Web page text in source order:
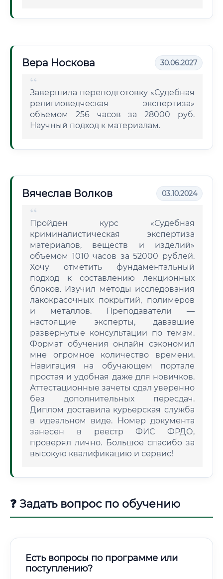
Вера Носкова 30.06.2027
Завершила переподготовку «Судебная
религиоведческая экспертиза»
объемом 256 часов за 28000 руб.
Научный подход к материалам.
Вячеслав Волков 03.10.2024
Пройден курс «Судебная
криминалистическая экспертиза
материалов, веществ и изделий»
объемом 1010 часов за 52000 рублей.
Хочу отметить фундаментальный
подход к составлению лекционных
блоков. Изучил методы исследования
лакокрасочных покрытий, полимеров
и металлов. Преподаватели —
настоящие эксперты, дававшие
развернутые консультации по темам.
Формат обучения онлайн сэкономил
мне огромное количество времени.
Навигация на обучающем портале
простая и удобная даже для новичков.
Аттестационные зачеты сдал уверенно
без дополнительных пересдач.
Диплом доставила курьерская служба
в идеальном виде. Номер документа
занесен в реестр ФИС ФРДО,
проверял лично. Большое спасибо за
высокую квалификацию и сервис!
❓ Задать вопрос по обучению
Есть вопросы по программе или
поступлению?